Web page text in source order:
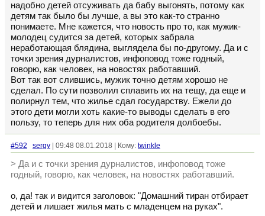
надобно детей отсуживать да бабу выгонять, потому как
детям так было бы лучше, а вы это как-то странно
понимаете. Мне кажется, что новость про то, как мужик-
молодец судится за детей, которых забрала
неработающая блядина, выглядела бы по-другому. Да и с
точки зрения дурналистов, инфоповод тоже годный,
говорю, как человек, на новостях работавший.
Вот так вот слившись, мужик точно детям хорошо не
сделал. По сути позволил сплавить их на тещу, да еще и
полирнул тем, что жилье сдал государству. Ежели до
этого дети могли хоть какие-то выводы сделать в его
пользу, то теперь для них оба родителя долбоебы.
#592 sergy | 09:48 08.01.2018 | Кому: twinkle
> Да и с точки зрения дурналистов, инфоповод тоже
годный, говорю, как человек, на новостях работавший.
о, да! так и видится заголовок: "Домашний тиран отбирает
детей и лишает жилья мать с младенцем на руках".